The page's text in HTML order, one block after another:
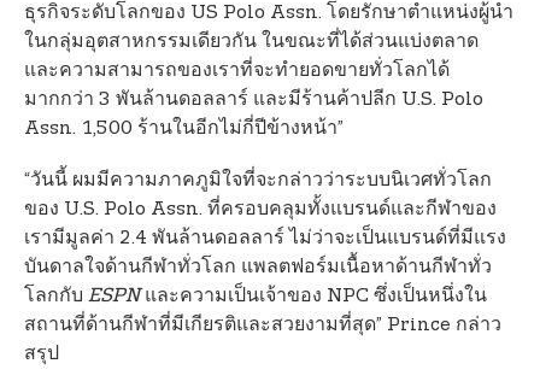
ธุรกิจระดับโลกของ US Polo Assn. โดยรักษาตำแหน่งผู้นำ
ในกลุ่มอุตสาหกรรมเดียวกัน ในขณะที่ได้ส่วนแบ่งตลาด
และความสามารถของเราที่จะทำยอดขายทั่วโลกได้
มากกว่า 3 พันล้านดอลลาร์ และมีร้านค้าปลีก U.S. Polo
Assn. 1,500 ร้านในอีกไม่กี่ปีข้างหน้า”
“วันนี้ ผมมีความภาคภูมิใจที่จะกล่าวว่าระบบนิเวศทั่วโลก
ของ U.S. Polo Assn. ที่ครอบคลุมทั้งแบรนด์และกีฬาของ
เรามีมูลค่า 2.4 พันล้านดอลลาร์ ไม่ว่าจะเป็นแบรนด์ที่มีแรง
บันดาลใจด้านกีฬาทั่วโลก แพลตฟอร์มเนื้อหาด้านกีฬาทั่ว
โลกกับ ESPNและความเป็นเจ้าของ NPC ซึ่งเป็นหนึ่งใน
สถานที่ด้านกีฬาที่มีเกียรติและสวยงามที่สุด” Prince กล่าว
สรุป